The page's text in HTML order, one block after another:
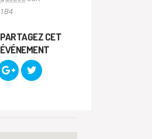
1B4
PARTAGEZ CET
ÉVÉNEMENT